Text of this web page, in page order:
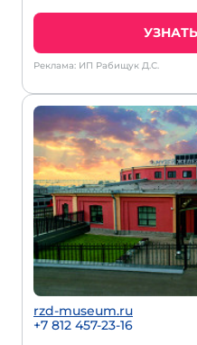
Реклама: ИП Рабищук Д.С.
rzd-museum.ru
+7 812 457-23-16